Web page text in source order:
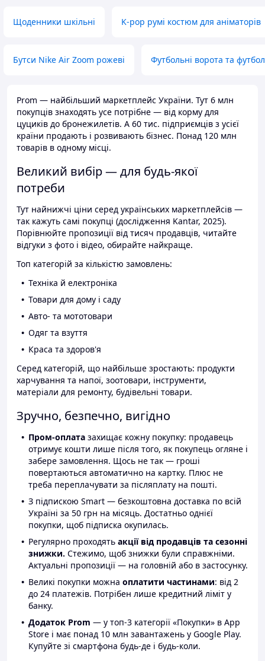
Щоденники шкільні K-pop румі костюм для аніматорів
Бутси Nike Air Zoom рожеві Футбольні ворота та
Prom — найбільший маркетплейс України. Тут 6 млн
покупців знаходять усе потрібне — від корму для
цуциків до бронежилетів. А 60 тис. підприємців з усієї
країни продають і розвивають бізнес. Понад 120 млн
товарів в одному місці.
Великий вибір — для будь-якої
потреби
Тут найнижчі ціни серед українських маркетплейсів —
так кажуть самі покупці (дослідження Kantar, 2025).
Порівнюйте пропозиції від тисяч продавців, читайте
відгуки з фото і відео, обирайте найкраще.
Топ категорій за кількістю замовлень:
Техніка й електроніка
Товари для дому і саду
Авто- та мототовари
Одяг та взуття
Краса та здоров'я
Серед категорій, що найбільше зростають: продукти
харчування та напої, зоотовари, інструменти,
матеріали для ремонту, будівельні товари.
Зручно, безпечно, вигідно
Пром-оплата захищає кожну покупку: продавець
отримує кошти лише після того, як покупець огляне і
забере замовлення. Щось не так — гроші
повертаються автоматично на картку. Плюс не
треба переплачувати за післяплату на пошті.
З підпискою Smart — безкоштовна доставка по всій
Україні за 50 грн на місяць. Достатньо однієї
покупки, щоб підписка окупилась.
Регулярно проходять акції від продавців та сезонні
знижки. Стежимо, щоб знижки були справжніми.
Актуальні пропозиції — на головній або в застосунку.
Великі покупки можна оплатити частинами: від 2
до 24 платежів. Потрібен лише кредитний ліміт у
банку.
Додаток Prom — у топ-3 категорії «Покупки» в App
Store і має понад 10 млн завантажень у Google Play.
Купуйте зі смартфона будь-де і будь-коли.